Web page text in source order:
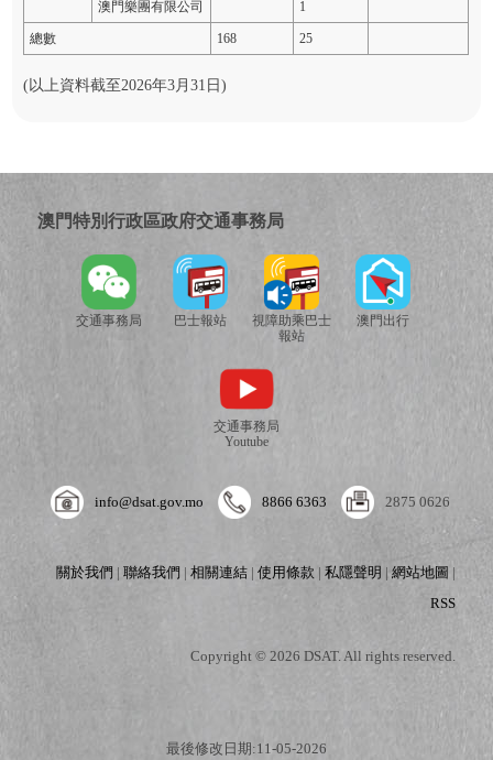
澳門樂團有限公司 1
總數 168 25
(以上資料截至2026年3月31日)
澳門特別行政區政府交通事務局
交通事務局 巴士報站
視障助乘巴士
報站
澳門出行
交通事務局
Youtube
info@dsat.gov.mo 8866 6363 2875 0626
關於我們 |聯絡我們 |相關連結 |使用條款 |私隱聲明 |網站地圖 |
RSS
Copyright © 2026 DSAT. All rights reserved.
最後修改日期:11-05-2026